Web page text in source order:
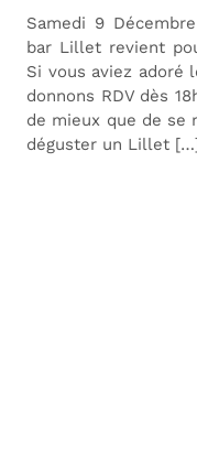
Samedi 9
bar Lillet revient
Si vous aviez adoré
donnons RDV dès
de mieux que de se
déguster un Lillet